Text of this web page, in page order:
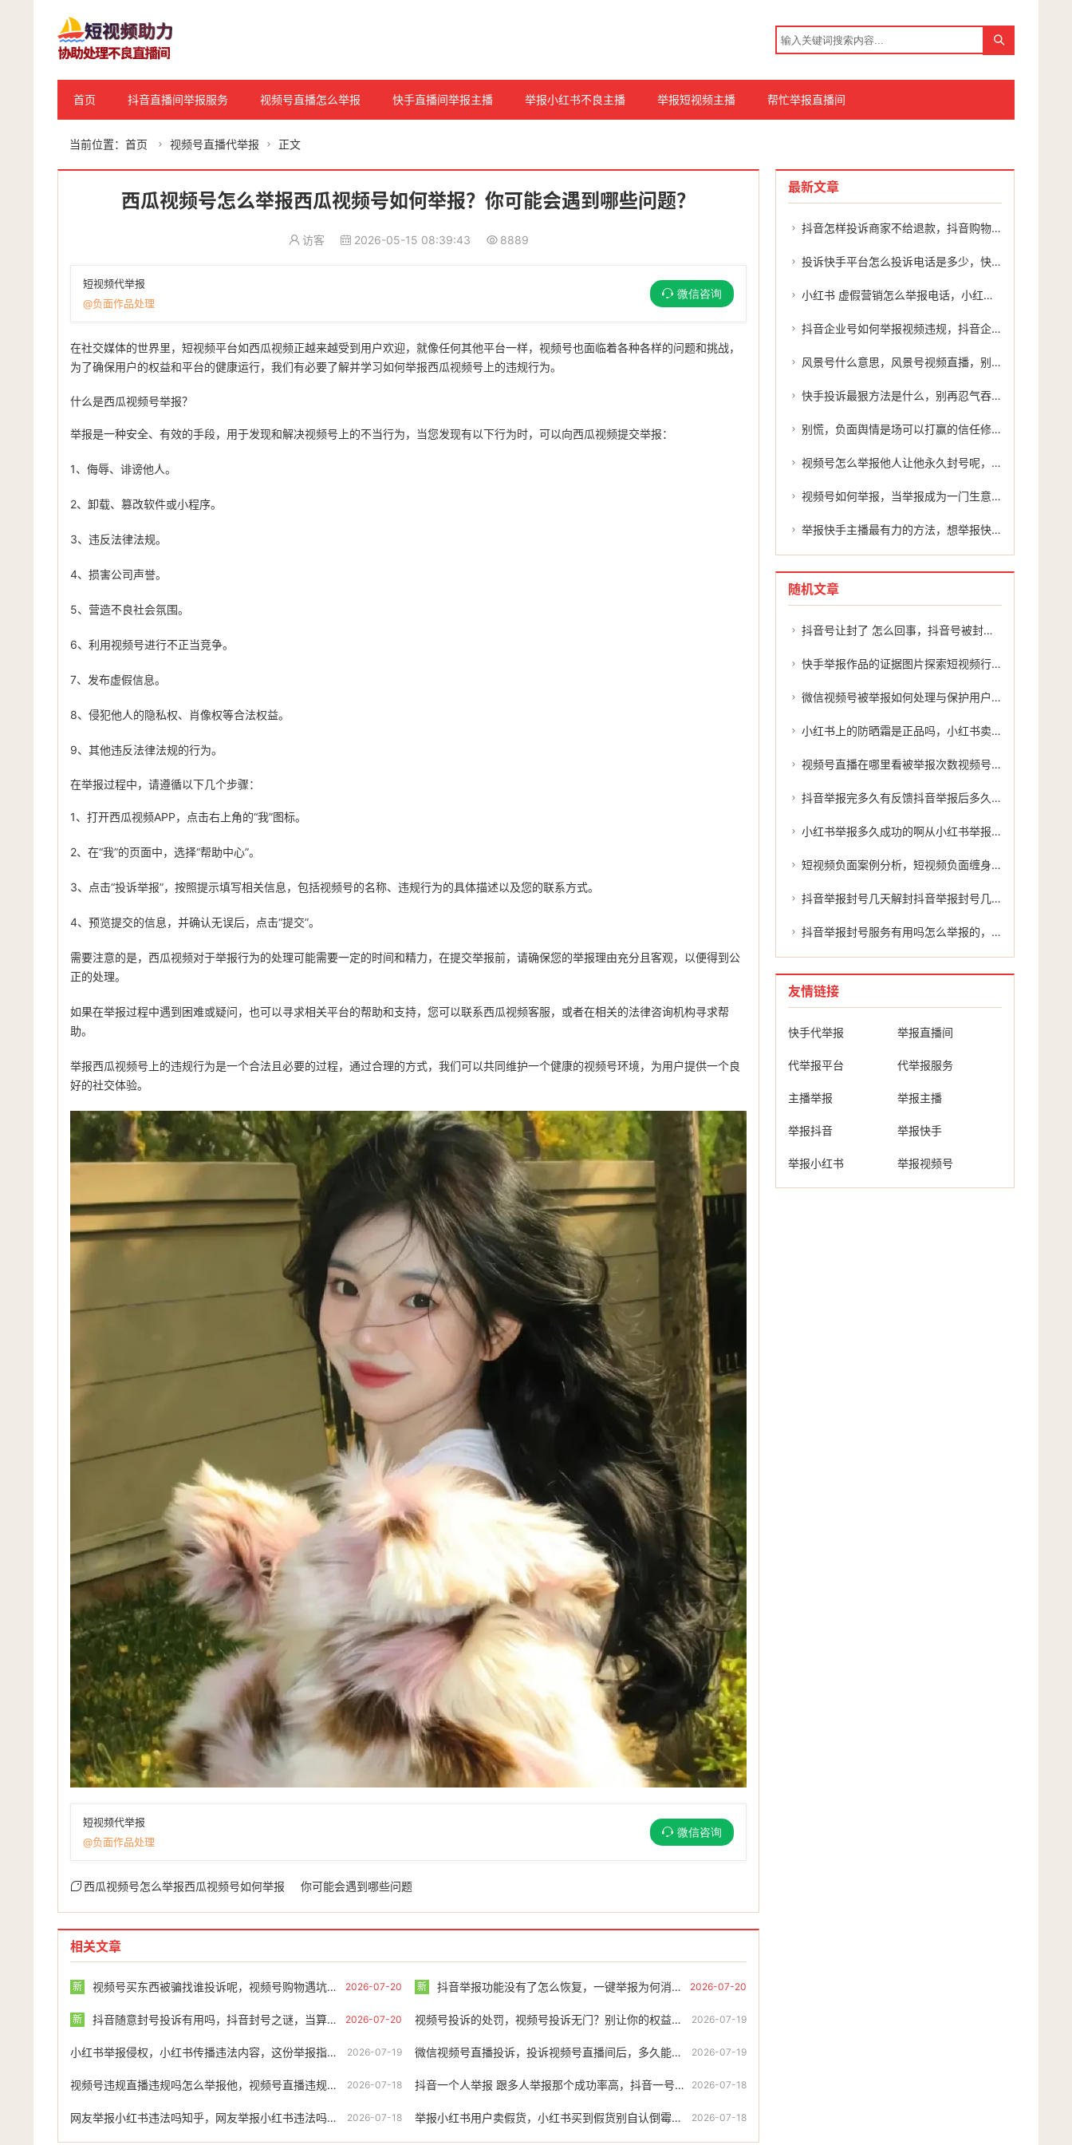
首页 抖音直播间举报服务 视频号直播怎么举报 快手直播间举报主播 举报小红书不良主播 举报短视频主播 帮忙举报直播间
当前位置： 首页  视频号直播代举报  正文
西瓜视频号怎么举报西瓜视频号如何举报？你可能会遇到哪些问题？
访客 2026-05-15 08:39:43 8889
短视频代举报
@负面作品处理
微信咨询
在社交媒体的世界里，短视频平台如西瓜视频正越来越受到用户欢迎，就像任何其他平台一样，视频号也面临着各种各样的问题和挑战，
为了确保用户的权益和平台的健康运行，我们有必要了解并学习如何举报西瓜视频号上的违规行为。
什么是西瓜视频号举报？
举报是一种安全、有效的手段，用于发现和解决视频号上的不当行为，当您发现有以下行为时，可以向西瓜视频提交举报：
1、侮辱、诽谤他人。
2、卸载、篡改软件或小程序。
3、违反法律法规。
4、损害公司声誉。
5、营造不良社会氛围。
6、利用视频号进行不正当竞争。
7、发布虚假信息。
8、侵犯他人的隐私权、肖像权等合法权益。
9、其他违反法律法规的行为。
在举报过程中，请遵循以下几个步骤：
1、打开西瓜视频APP，点击右上角的“我”图标。
2、在“我”的页面中，选择“帮助中心”。
3、点击“投诉举报”，按照提示填写相关信息，包括视频号的名称、违规行为的具体描述以及您的联系方式。
4、预览提交的信息，并确认无误后，点击“提交”。
需要注意的是，西瓜视频对于举报行为的处理可能需要一定的时间和精力，在提交举报前，请确保您的举报理由充分且客观，以便得到公
正的处理。
如果在举报过程中遇到困难或疑问，也可以寻求相关平台的帮助和支持，您可以联系西瓜视频客服，或者在相关的法律咨询机构寻求帮
助。
举报西瓜视频号上的违规行为是一个合法且必要的过程，通过合理的方式，我们可以共同维护一个健康的视频号环境，为用户提供一个良
好的社交体验。
短视频代举报
@负面作品处理
微信咨询
西瓜视频号怎么举报西瓜视频号如何举报 你可能会遇到哪些问题
相关文章
2026-07-20
新 视频号买东西被骗找谁投诉呢，视频号购物遇坑别慌！被骗后找谁投诉？这份维权指南请收好 2026-07-20
新 抖音举报功能没有了怎么恢复，一键举报为何消失了？关于功能变动的原创分析
2026-07-20
新 抖音随意封号投诉有用吗，抖音封号之谜，当算法成为规则，用户如何维权？ 2026-07-19
视频号投诉的处罚，视频号投诉无门？别让你的权益打水漂，这招才是关键！
2026-07-19
小红书举报侵权，小红书传播违法内容，这份举报指南请收好 2026-07-19
微信视频号直播投诉，投诉视频号直播间后，多久能等到处理结果？
2026-07-18
视频号违规直播违规吗怎么举报他，视频号直播违规会被处罚吗？手把手教你如何举报并高效维权 2026-07-18
抖音一个人举报 跟多人举报那个成功率高，抖音一号一投，一举报一个准，流量博弈下的精准打击
2026-07-18
网友举报小红书违法吗知乎，网友举报小红书违法吗？维权边界与专业力量如何平衡 2026-07-18
举报小红书用户卖假货，小红书买到假货别自认倒霉！这5个举报路径让商家无处可逃
最新文章
抖音怎样投诉商家不给退款，抖音购物遇纠纷？三步教你有效投诉商家，维护权益不再难
投诉快手平台怎么投诉电话是多少，快手维权难？这篇投诉指南让你不再吃哑巴亏
小红书 虚假营销怎么举报电话，小红书上遇到虚假营销别忍着，这几步教你有效举报
抖音企业号如何举报视频违规，抖音企业号被侵权？手把手教你高效举报维权
风景号什么意思，风景号视频直播，别让美景误入禁区
快手投诉最狠方法是什么，别再忍气吞声！实测快手投诉最狠的方法，原来藏在这几步里
别慌，负面舆情是场可以打赢的信任修复战
视频号怎么举报他人让他永久封号呢，有效举报违规账号，你需要了解的正确流程
视频号如何举报，当举报成为一门生意，视频号生态背后的隐忧与应对
举报快手主播最有力的方法，想举报快手里的主播，别让孤勇者的心血白费
随机文章
抖音号让封了 怎么回事，抖音号被封了怎么办？别慌，这几招或许能帮到你
快手举报作品的证据图片探索短视频行业的监管与治理之道
微信视频号被举报如何处理与保护用户权益？
小红书上的防晒霜是正品吗，小红书卖防晒霜违规吗？如何有效举报？
视频号直播在哪里看被举报次数视频号直播在哪里看？被举报次数的真相
抖音举报完多久有反馈抖音举报后多久有反馈？揭秘举报结果的延迟
小红书举报多久成功的啊从小红书举报到成功
短视频负面案例分析，短视频负面缠身？别慌，主动处置才是正解
抖音举报封号几天解封抖音举报封号几天解封？揭秘抖音平台的处罚机制及处理过程。
抖音举报封号服务有用吗怎么举报的，抖音举报封号服务有用吗？怎么举报才能有效维权？
友情链接
快手代举报 举报直播间
代举报平台 代举报服务
主播举报 举报主播
举报抖音 举报快手
举报小红书 举报视频号